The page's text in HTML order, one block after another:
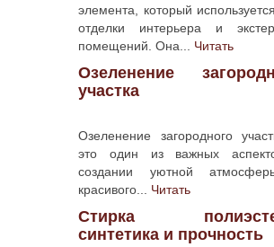
элемента, который
отделки интерьера и
помещений. Она... Читать
Озеленение
участка
Озеленение загородного
это один из важных
создании уютной
красивого... Читать
Стирка
синтетика и прочность